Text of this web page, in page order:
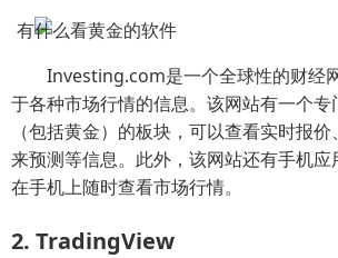
Investing.com是一个全球性的财经
于各种市场行情的信息。该网站有一个专
（包括黄金）的板块，可以查看实时报
来预测等信息。此外，该网站还有手机应
在手机上随时查看市场行情。
2. TradingView